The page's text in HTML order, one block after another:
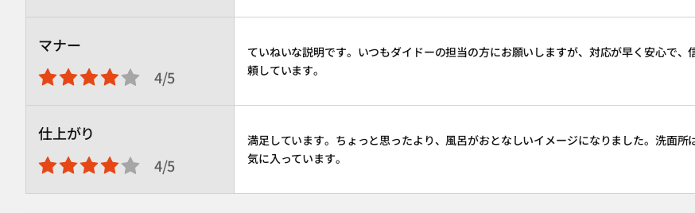
マナー
4/5
ていねいな説明です。いつもダイドーの担当の方にお願いしますが、対応が早く安心で、
頼しています。
仕上がり
4/5
満足しています。ちょっと思ったより、風呂がおとなしいイメージになりました。洗面所
気に入っています。